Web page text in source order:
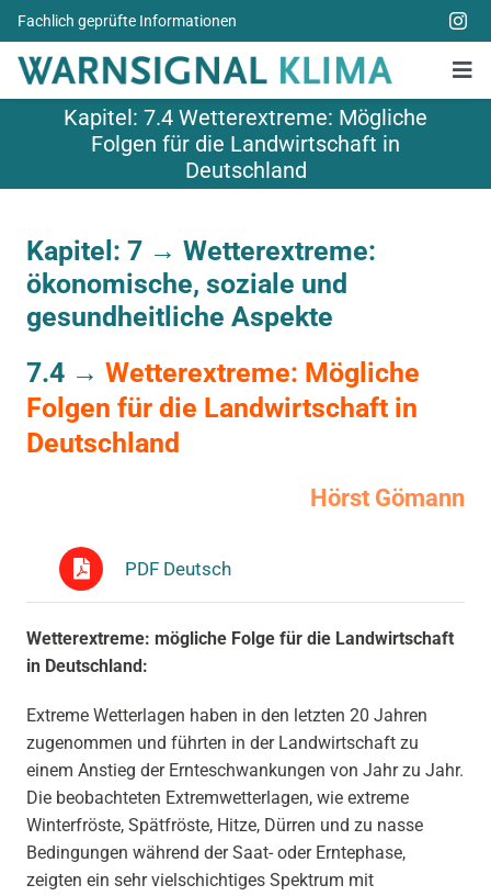
Zum
Inhalt
springen
Fachlich geprüfte Informationen
Alle Bücher
Weitere Themen
Kapitel: 7.4 Wetterextreme: Mögliche
Folgen für die Landwirtschaft in
Deutschland
Kapitel: 7 → Wetterextreme:
ökonomische, soziale und
gesundheitliche Aspekte
7.4 → Wetterextreme: Mögliche
Folgen für die Landwirtschaft in
Deutschland
Hörst Gömann
PDF Deutsch
Wetterextreme: mögliche Folge für die Landwirtschaft
in Deutschland:
Extreme Wetterlagen haben in den letzten 20 Jahren
zugenommen und führten in der Landwirtschaft zu
einem Anstieg der Ernteschwankungen von Jahr zu Jahr.
Die beobachteten Extremwetterlagen, wie extreme
Winterfröste, Spätfröste, Hitze, Dürren und zu nasse
Bedingungen während der Saat- oder Erntephase,
zeigten ein sehr vielschichtiges Spektrum mit